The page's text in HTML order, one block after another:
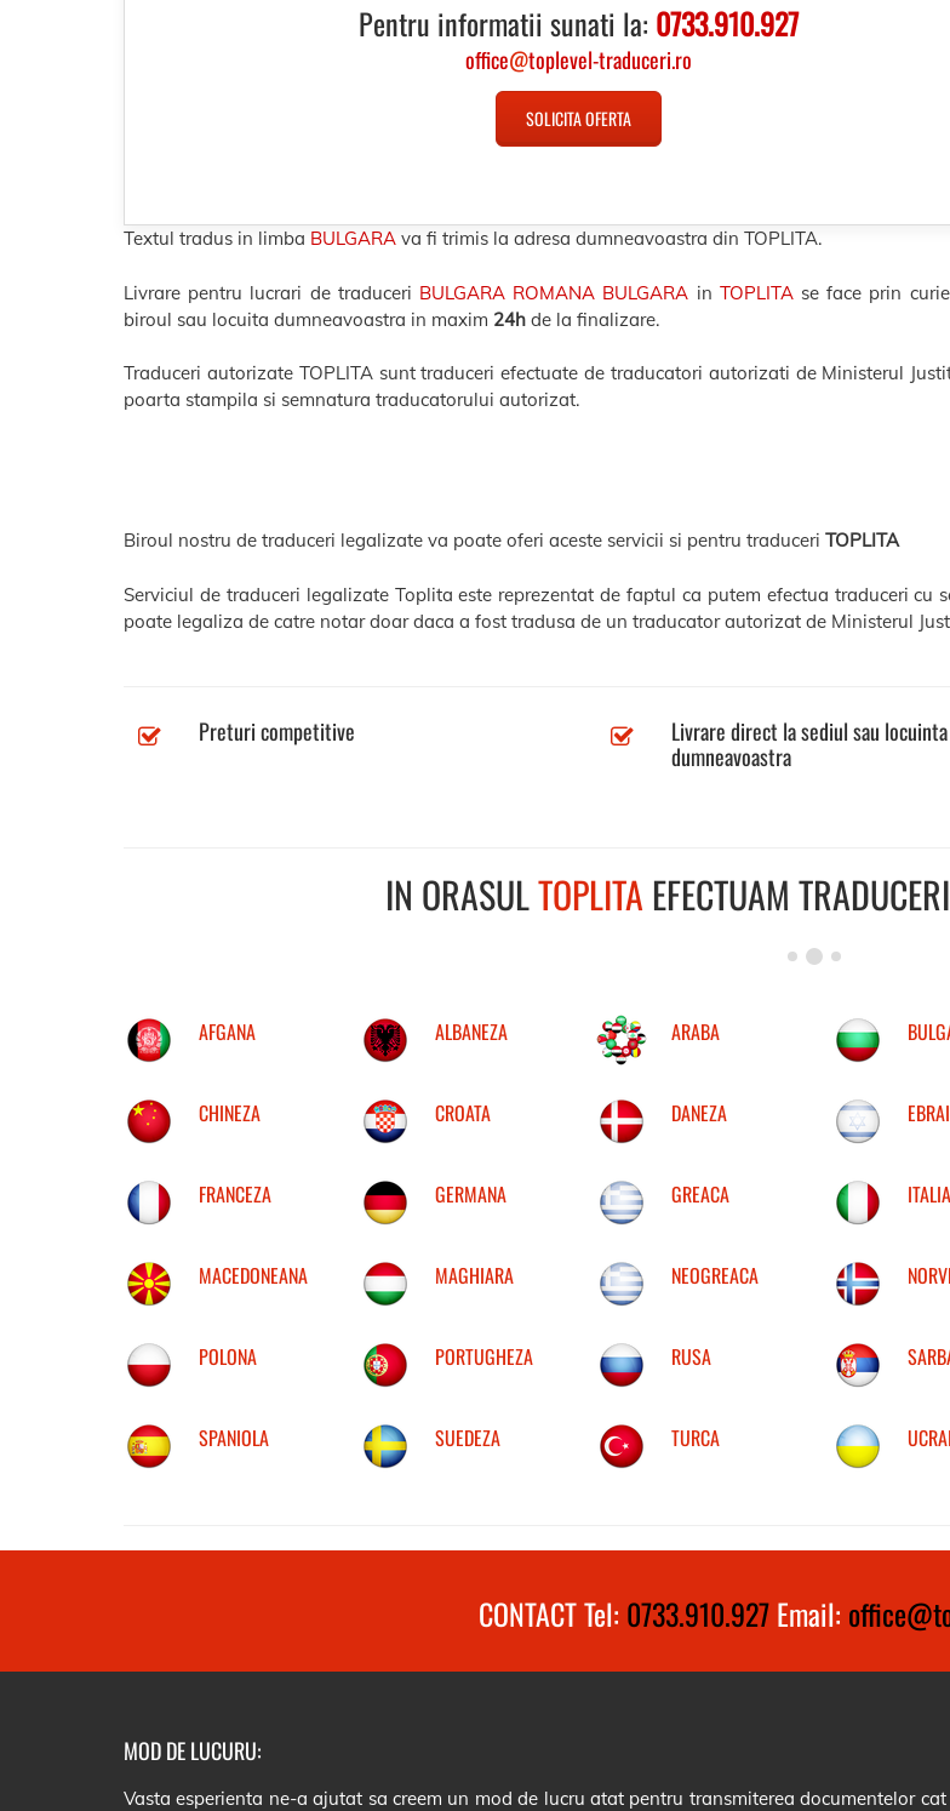
Pentru informatii sunati la: 0733.910.927
office@toplevel-traduceri.ro
SOLICITA OFERTA
Textul tradus in limba BULGARA va fi trimis la adresa dumneavoastra din TOPLITA.
Livrare pentru lucrari de traduceri BULGARA ROMANA BULGARA in TOPLITAse face prin
biroul sau locuita dumneavoastra in maxim 24h de la finalizare.
Traduceri autorizate TOPLITA sunt traduceri efectuate de traducatori autorizati de Ministerul
poarta stampila si semnatura traducatorului autorizat.
Biroul nostru de traduceri legalizate va poate oferi aceste servicii si pentru traduceri TOPLITA
Serviciul de traduceri legalizate Toplita este reprezentat de faptul ca putem efectua traduceri
poate legaliza de catre notar doar daca a fost tradusa de un traducator autorizat de Ministerul
Preturi competitive
Livrare direct la sediul sau locuinta
dumneavoastra
IN ORASULTOPLITA EFECTUAM
AFGANA ALBANEZA ARABA
CHINEZA CROATA DANEZA
FRANCEZA GERMANA GREACA
MACEDONEANA MAGHIARA NEOGREACA
POLONA PORTUGHEZA RUSA
SPANIOLA SUEDEZA TURCA
CONTACT Tel: 0733.910.927Email:
MOD DE LUCURU:
Vasta esperienta ne-a ajutat sa creem un mod de lucru atat pentru transmiterea documentelor